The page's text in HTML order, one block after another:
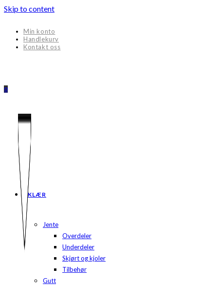
Skip to content
Min konto
Handlekurv
Kontakt oss
0
KLÆR
Jente
Overdeler
Underdeler
Skjørt og kjoler
Tilbehør
Gutt